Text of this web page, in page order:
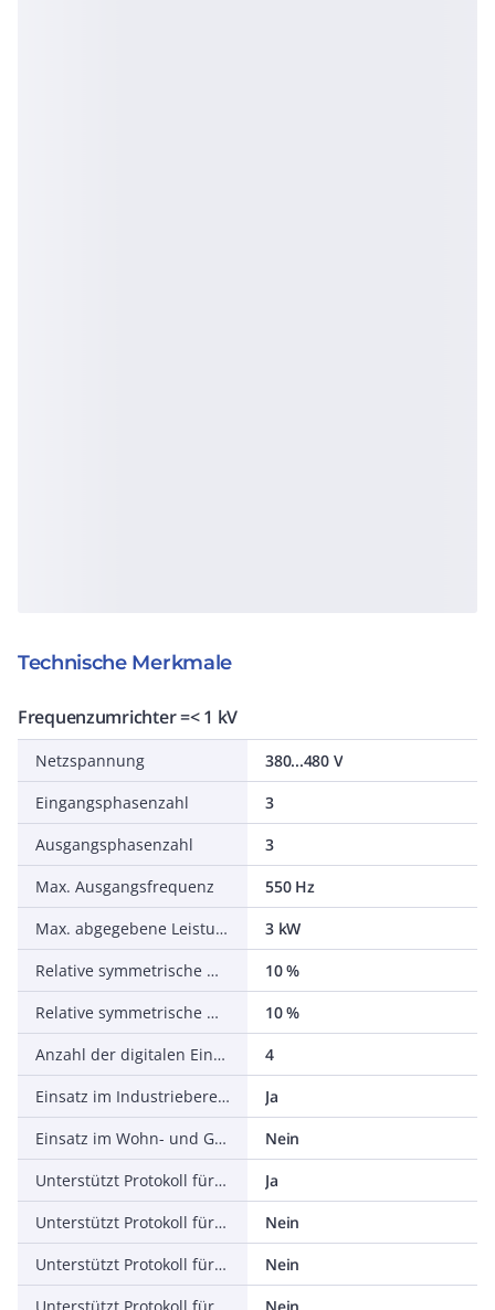
Technische Merkmale
Frequenzumrichter =< 1 kV
Netzspannung
380...480 V
Eingangsphasenzahl
3
Ausgangsphasenzahl
3
Max. Ausgangsfrequenz
550 Hz
Max. abgegebene Leistung bei linearer Belastung bei Bemessungsausgangsspannung
3 kW
Relative symmetrische Netzfrequenztoleranz
10 %
Relative symmetrische Netzspannungstoleranz
10 %
Anzahl der digitalen Eingänge
4
Einsatz im Industriebereich zulässig
Ja
Einsatz im Wohn- und Gewerbebereich zulässig
Nein
Unterstützt Protokoll für TCP/IP
Ja
Unterstützt Protokoll für PROFIBUS
Nein
Unterstützt Protokoll für CAN
Nein